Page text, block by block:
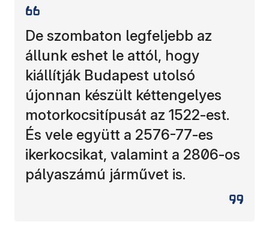
De szombaton legfeljebb az
állunk eshet le attól, hogy
kiállítják Budapest utolsó
újonnan készült kéttengelyes
motorkocsitípusát az 1522-est.
És vele együtt a 2576-77-es
ikerkocsikat, valamint a 2806-os
pályaszámú járművet is.